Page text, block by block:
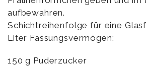
aufbewahren.
Schichtreihenfolge für eine
Liter Fassungsvermögen:
150 g Puderzucker